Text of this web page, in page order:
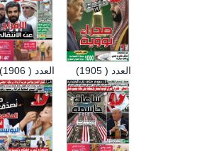
العدد ( 1906) العدد ( 1905)